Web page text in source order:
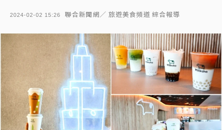
2024-02-02 15:26 聯合新聞網／ 旅遊美食頻道 綜合報導